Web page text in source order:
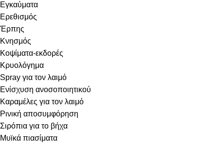
Εγκαύματα
Ερεθισμός
Έρπης
Κνησμός
Κοψίματα-εκδορές
Κρυολόγημα
Spray για τον λαιμό
Ενίσχυση ανοσοποιητικού
Καραμέλες για τον λαιμό
Ρινική αποσυμφόρηση
Σιρόπια για το βήχα
Μυϊκά πιασίματα